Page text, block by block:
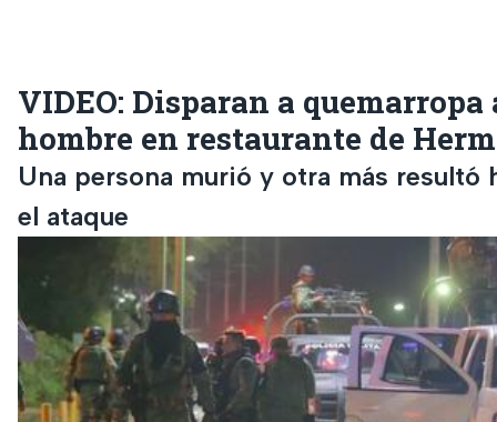
VIDEO: Disparan a quemarropa
hombre en restaurante de
Una persona murió y otra más resultó
el ataque